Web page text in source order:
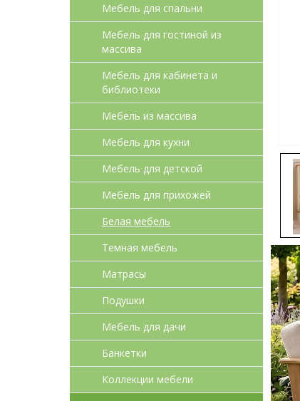
Мебель для спальни
Мебель для гостиной из
массива
Мебель для кабинета и
библиотеки
Мебель из массива
Мебель для кухни
Мебель для детcкой
Мебель для прихожей
Белая мебель
Темная мебель
Матрасы
Подушки
Мебель для дачи
Банкетки
Коллекции мебели